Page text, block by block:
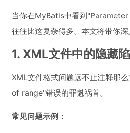
当你在MyBatis中看到
往往比这复杂得多。本文将带你
1. XML文件中的隐藏
XML文件格式问题远不止注释那
of range"错误的罪魁祸首。
常见问题示例：